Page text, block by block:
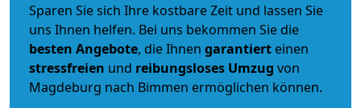
Sparen Sie sich Ihre kostbare Zeit und lassen Sie
uns Ihnen helfen. Bei uns bekommen Sie die
besten Angebote, die Ihnen garantiert einen
stressfreien und reibungsloses Umzug von
Magdeburg nach Bimmen ermöglichen können.